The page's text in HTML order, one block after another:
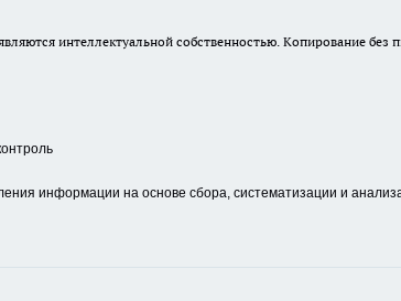
интеллектуальной собственностью. Копирование без
информации на основе сбора, систематизации и